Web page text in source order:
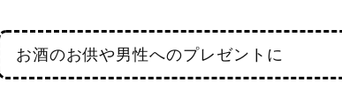
お酒のお供や男性へのプレゼントに